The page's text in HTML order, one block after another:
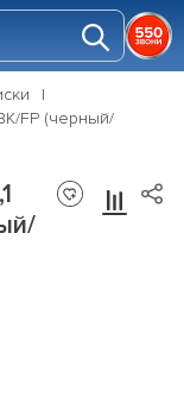
FP (черный/